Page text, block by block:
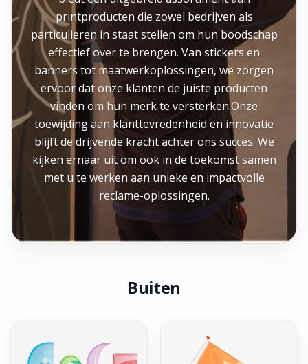
printproducten die zowel bedrijven als
particulieren in staat stellen om hun boodschap
effectief over te brengen. Van stickers en
banners tot maatwerkoplossingen, we zorgen
ervoor dat onze klanten de juiste producten
vinden om hun merk te versterken.Onze
toewijding aan klanttevredenheid en innovatie
blijft de drijvende kracht achter ons succes. We
kijken ernaar uit om ook in de toekomst samen
met u te werken aan unieke en impactvolle
reclame-oplossingen.
Buiten